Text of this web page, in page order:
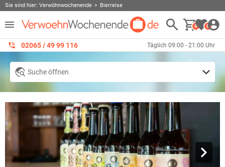
Sie sind hier: Verwöhnwochenende Bierreise
0 0
02065 / 49 ‌99 116 Täglich 09:00 - 21:00 Uhr
Suche öffnen